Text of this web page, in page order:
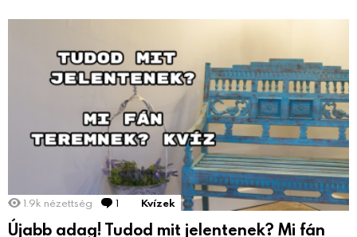
1.9k nézettség 1 Comment
Kvízek
Újabb adag! Tudod mit jelentenek? Mi fán